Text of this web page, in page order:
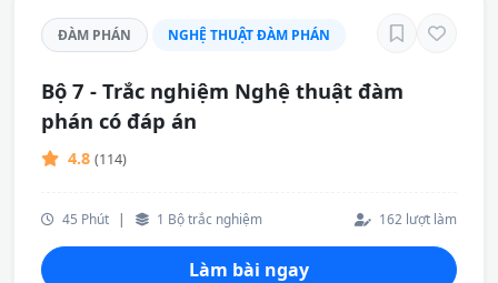
ĐÀM PHÁN NGHỆ THUẬT ĐÀM PHÁN
Bộ 7 - Trắc nghiệm Nghệ thuật đàm
phán có đáp án
4.8 (114)
45 Phút | 1 Bộ trắc nghiệm 162 lượt làm
Làm bài ngay